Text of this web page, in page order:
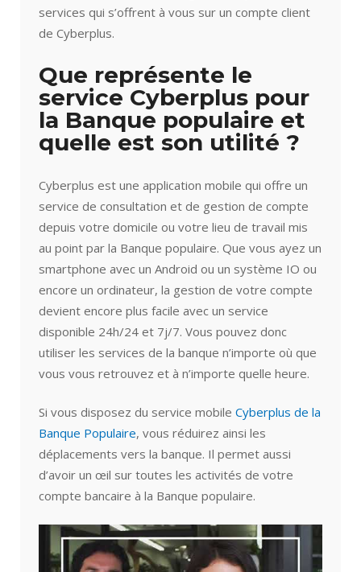
services qui s’offrent à vous sur un compte client
de Cyberplus.
Que représente le
service Cyberplus pour
la Banque populaire et
quelle est son utilité ?
Cyberplus est une application mobile qui offre un
service de consultation et de gestion de compte
depuis votre domicile ou votre lieu de travail mis
au point par la Banque populaire. Que vous ayez un
smartphone avec un Android ou un système IO ou
encore un ordinateur, la gestion de votre compte
devient encore plus facile avec un service
disponible 24h/24 et 7j/7. Vous pouvez donc
utiliser les services de la banque n’importe où que
vous vous retrouvez et à n’importe quelle heure.
Si vous disposez du service mobile Cyberplus de la
Banque Populaire, vous réduirez ainsi les
déplacements vers la banque. Il permet aussi
d’avoir un œil sur toutes les activités de votre
compte bancaire à la Banque populaire.